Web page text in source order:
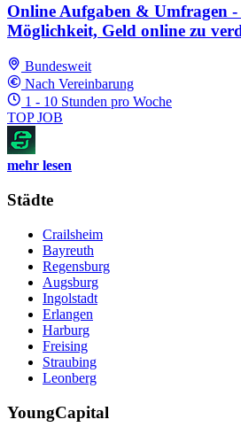
Online Aufgaben & Umfragen -
Möglichkeit, Geld online zu
Bundesweit
Nach Vereinbarung
1 - 10 Stunden pro Woche
TOP JOB
mehr lesen
Städte
Crailsheim
Bayreuth
Regensburg
Augsburg
Ingolstadt
Erlangen
Harburg
Freising
Straubing
Leonberg
YoungCapital